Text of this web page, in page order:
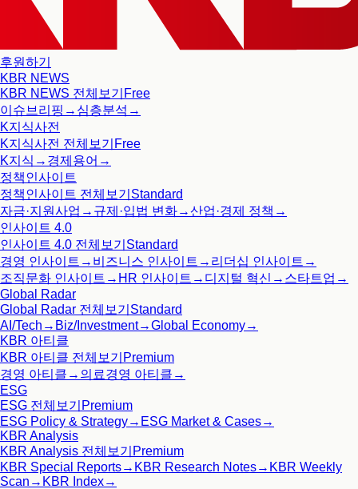
후원하기
KBR NEWS
KBR NEWS 전체보기 Free
이슈브리핑 → 심층분석 →
K지식사전
K지식사전 전체보기 Free
K지식 → 경제용어 →
정책인사이트
정책인사이트 전체보기 Standard
자금·지원사업 → 규제·입법 변화→산업·경제 정책 →
인사이트 4.0
인사이트 4.0 전체보기 Standard
경영 인사이트 → 비즈니스 인사이트 → 리더십 인사이트 →
조직문화 인사이트 → HR 인사이트 → 디지털 혁신 → 스타트업 →
Global Radar
Global Radar 전체보기 Standard
AI/Tech → Biz/Investment→Global Economy→
KBR 아티클
KBR 아티클 전체보기 Premium
경영 아티클 → 의료경영 아티클 →
ESG
ESG 전체보기 Premium
ESG Policy & Strategy→ ESG Market & Cases→
KBR Analysis
KBR Analysis 전체보기 Premium
KBR Special Reports→ KBR Research Notes→ KBR Weekly
Scan → KBR Index→